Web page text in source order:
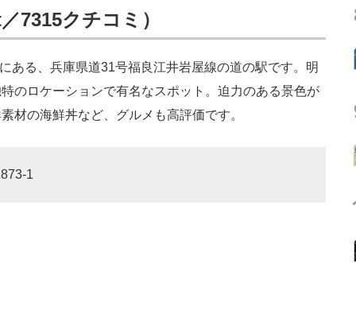
7315クチコミ）
る、兵庫県道31号福良江井岩屋線の道の駅です。明
のロケーションで有名なスポット。迫力のある景色が
材の海鮮丼など、グルメも高評価です。
1